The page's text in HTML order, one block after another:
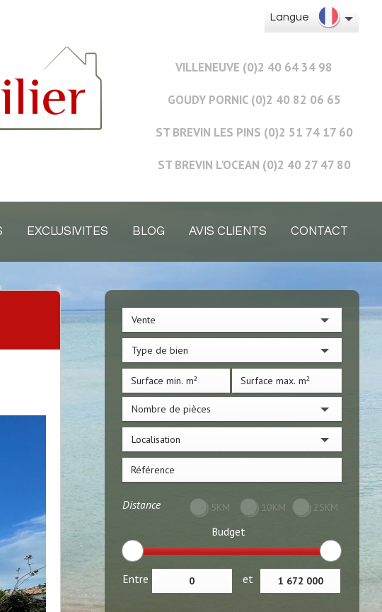
Langue
VILLENEUVE (0)2 40 64 34 98
GOUDY PORNIC (0)2 40 82 06 65
ST BREVIN LES PINS (0)2 51 74 17 60
ST BREVIN L'OCEAN (0)2 40 27 47 80
EXCLUSIVITES BLOG AVIS CLIENTS CONTACT
Vente
Type de bien
Nombre de pièces
Localisation
Distance 5KM 10KM 25KM
Budget
Entre et